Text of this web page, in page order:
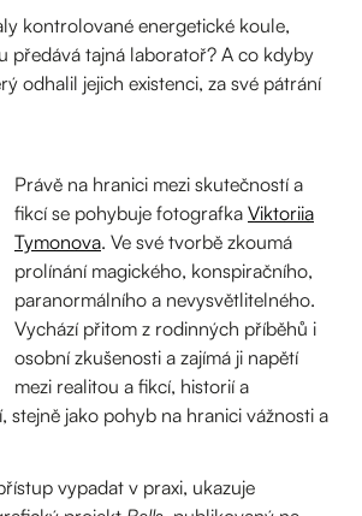
kontrolované energetické koule,
předává tajná laboratoř? A co kdyby
odhalil jejich existenci, za své pátrání
Právě na hranici mezi skutečností a
fikcí se pohybuje fotografka Viktoriia
Tymonova. Ve své tvorbě zkoumá
prolínání magického, konspiračního,
paranormálního a nevysvětlitelného.
Vychází přitom z rodinných příběhů i
osobní zkušenosti a zajímá ji napětí
mezi realitou a fikcí, historií a
stejně jako pohyb na hranici vážnosti a
vypadat v praxi, ukazuje